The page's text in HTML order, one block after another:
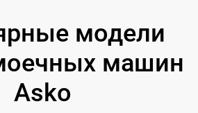
модели
машин
Asko